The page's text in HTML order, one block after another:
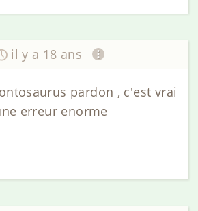
il y a 18 ans
pardon , c'est vrai
erreur enorme